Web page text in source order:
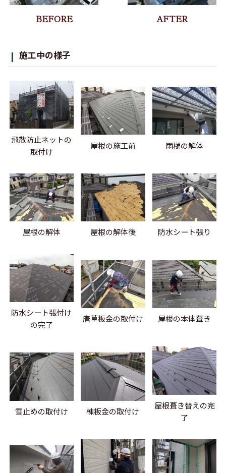
施工中の様子
飛散防止ネットの
取付け
屋根の施工前 雨樋の解体
屋根の解体 屋根の解体後 防水シート張り
防水シート張付け
の完了
唐草板金の取付け 屋根の本体葺き
雪止めの取付け 棟板金の取付け
屋根葺き替えの完
了